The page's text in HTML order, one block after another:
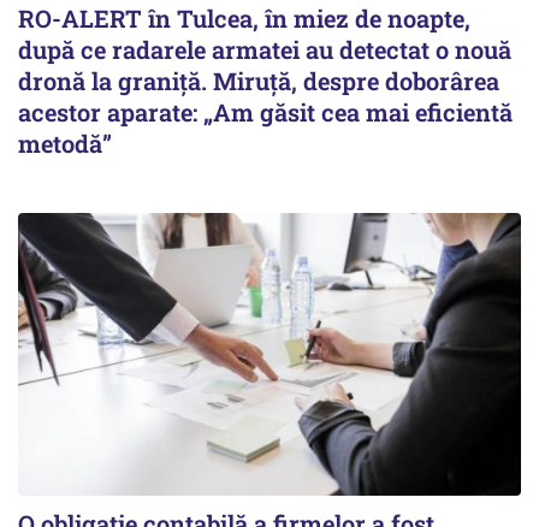
RO-ALERT în Tulcea, în miez de noapte,
după ce radarele armatei au detectat o nouă
dronă la graniță. Miruță, despre doborârea
acestor aparate: „Am găsit cea mai eficientă
metodă”